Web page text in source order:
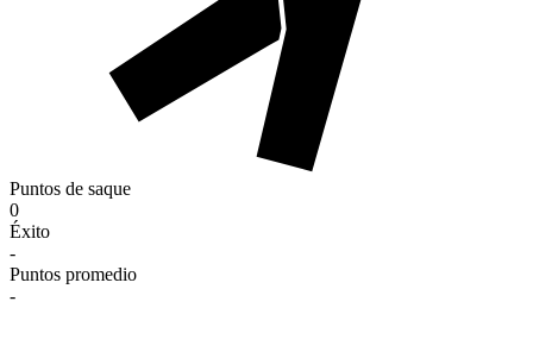
Puntos de saque
0
Éxito
-
Puntos promedio
-